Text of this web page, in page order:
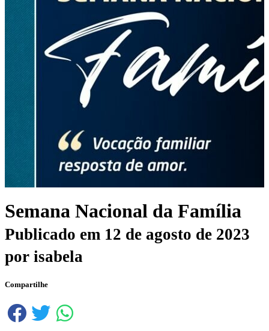
Semana Nacional da Família
Publicado em 12 de agosto de 2023
por isabela
Compartilhe